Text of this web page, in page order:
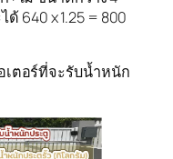
640 x 1.25 = 800
ตอร์ที่จะรับน้ำหนัก